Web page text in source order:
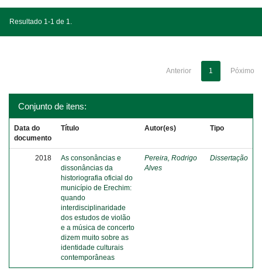
Resultado 1-1 de 1.
Anterior 1 Póximo
Conjunto de itens:
Data do
documento
Título Autor(es) Tipo
2018
As consonâncias e
dissonâncias da
historiografia oficial do
município de Erechim:
quando
interdisciplinaridade
dos estudos de violão
e a música de concerto
dizem muito sobre as
identidade culturais
contemporâneas
Pereira, Rodrigo
Alves
Dissertação